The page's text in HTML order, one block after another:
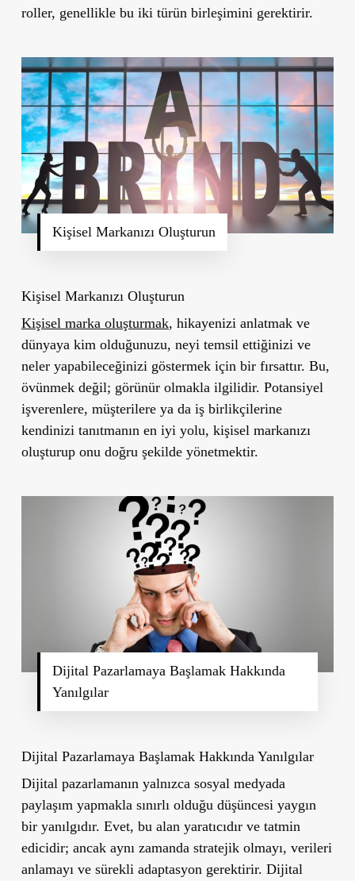
roller, genellikle bu iki türün birleşimini gerektirir.
Kişisel Markanızı Oluşturun
Kişisel Markanızı Oluşturun
Kişisel marka oluşturmak, hikayenizi anlatmak ve
dünyaya kim olduğunuzu, neyi temsil ettiğinizi ve
neler yapabileceğinizi göstermek için bir fırsattır. Bu,
övünmek değil; görünür olmakla ilgilidir. Potansiyel
işverenlere, müşterilere ya da iş birlikçilerine
kendinizi tanıtmanın en iyi yolu, kişisel markanızı
oluşturup onu doğru şekilde yönetmektir.
Dijital Pazarlamaya Başlamak Hakkında
Yanılgılar
Dijital Pazarlamaya Başlamak Hakkında Yanılgılar
Dijital pazarlamanın yalnızca sosyal medyada
paylaşım yapmakla sınırlı olduğu düşüncesi yaygın
bir yanılgıdır. Evet, bu alan yaratıcıdır ve tatmin
edicidir; ancak aynı zamanda stratejik olmayı, verileri
anlamayı ve sürekli adaptasyon gerektirir. Dijital